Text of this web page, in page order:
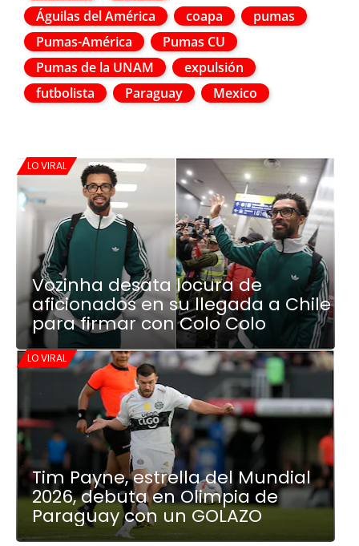
Águilas del América
coapa
pumas
Pumas-América
Pumas CU
Pumas de la UNAM
expulsión
futbolista
Paraguay Mexico
LO VIRAL
Vozinha desata locura de
aficionados en su llegada a Chile
para firmar con Colo Colo
LO VIRAL
Tim Payne, estrella del Mundial
2026, debuta en Olimpia de
Paraguay con un GOLAZO